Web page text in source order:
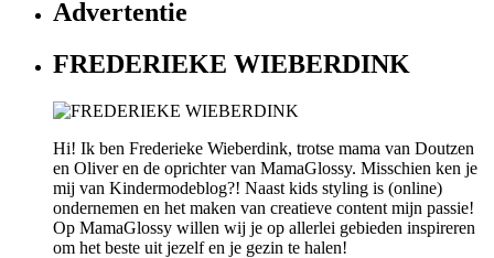
Advertentie
FREDERIEKE WIEBERDINK
Hi! Ik ben Frederieke Wieberdink, trotse mama van Doutzen
en Oliver en de oprichter van MamaGlossy. Misschien ken je
mij van Kindermodeblog?! Naast kids styling is (online)
ondernemen en het maken van creatieve content mijn passie!
Op MamaGlossy willen wij je op allerlei gebieden inspireren
om het beste uit jezelf en je gezin te halen!